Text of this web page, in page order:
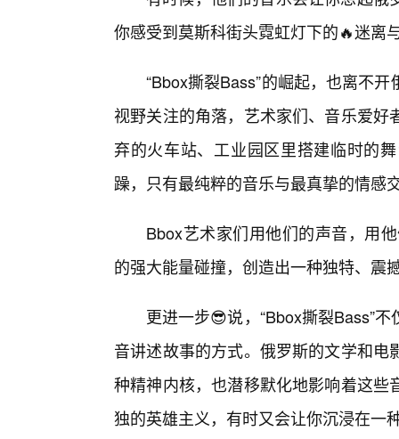
你感受到莫斯科街头霓虹灯下的🔥迷离
“Bbox撕裂Bass”的崛起，也离不
视野关注的角落，艺术家们、音乐爱
弃的火车站、工业园区里搭建临时的
躁，只有最纯粹的音乐与最真挚的情感
Bbox艺术家们用他们的声音，用
的强大能量碰撞，创造出一种独特、震
更进一步😎说，“Bbox撕裂Bass”
音讲述故事的方式。俄罗斯的文学和
种精神内核，也潜移默化地影响着这
独的英雄主义，有时又会让你沉浸在一